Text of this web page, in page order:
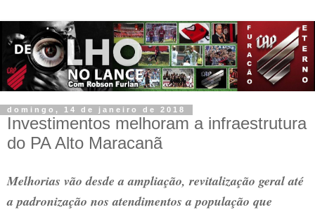
domingo, 14 de janeiro de 2018
Investimentos melhoram a infraestrutura
do PA Alto Maracanã
Melhorias vão desde a ampliação, revitalização geral até
a padronização nos atendimentos a população que